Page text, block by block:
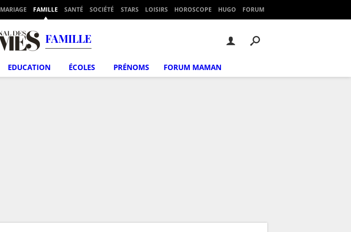
MARIAGE FAMILLE SANTÉ SOCIÉTÉ STARS LOISIRS HOROSCOPE HUGO FORUM
FAMILLE
EDUCATION ÉCOLES PRÉNOMS FORUM MAMAN